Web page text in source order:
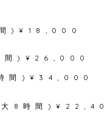
間)¥18,000
間)¥26,000
間)¥34,0 00
8時間